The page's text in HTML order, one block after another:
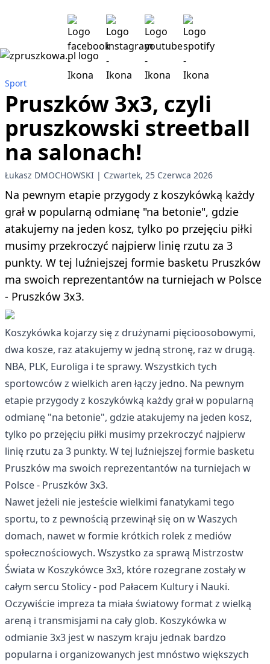
Sport
Pruszków 3x3, czyli
pruszkowski streetball
na salonach!
Łukasz DMOCHOWSKI Czwartek, 25 Czerwca 2026
Na pewnym etapie przygody z koszykówką każdy
grał w popularną odmianę "na betonie", gdzie
atakujemy na jeden kosz, tylko po przejęciu piłki
musimy przekroczyć najpierw linię rzutu za 3
punkty. W tej luźniejszej formie basketu Pruszków
ma swoich reprezentantów na turniejach w Polsce
- Pruszków 3x3.
Koszykówka kojarzy się z drużynami pięcioosobowymi,
dwa kosze, raz atakujemy w jedną stronę, raz w drugą.
NBA, PLK, Euroliga i te sprawy. Wszystkich tych
sportowców z wielkich aren łączy jedno. Na pewnym
etapie przygody z koszykówką każdy grał w popularną
odmianę "na betonie", gdzie atakujemy na jeden kosz,
tylko po przejęciu piłki musimy przekroczyć najpierw
linię rzutu za 3 punkty. W tej luźniejszej formie basketu
Pruszków ma swoich reprezentantów na turniejach w
Polsce - Pruszków 3x3.
Nawet jeżeli nie jesteście wielkimi fanatykami tego
sportu, to z pewnością przewinął się on w Waszych
domach, nawet w formie krótkich rolek z mediów
społecznościowych. Wszystko za sprawą Mistrzostw
Świata w Koszykówce 3x3, które rozegrane zostały w
całym sercu Stolicy - pod Pałacem Kultury i Nauki.
Oczywiście impreza ta miała światowy format z wielką
areną i transmisjami na cały glob. Koszykówka w
odmianie 3x3 jest w naszym kraju jednak bardzo
popularna i organizowanych jest mnóstwo większych